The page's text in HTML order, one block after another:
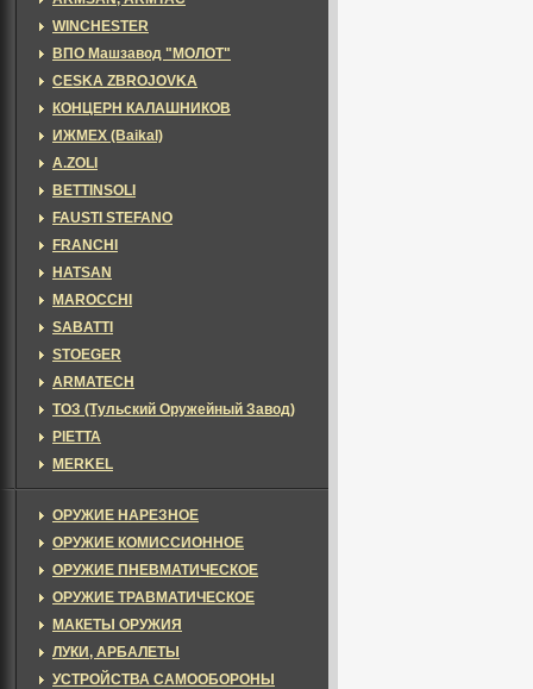
WINCHESTER
ВПО Машзавод "МОЛОТ"
CESKA ZBROJOVKA
КОНЦЕРН КАЛАШНИКОВ
ИЖМЕХ (Baikal)
A.ZOLI
BETTINSOLI
FAUSTI STEFANO
FRANCHI
HATSAN
MAROCCHI
SABATTI
STOEGER
ARMATECH
ТОЗ (Тульский Оружейный Завод)
PIETTA
MERKEL
ОРУЖИЕ НАРЕЗНОЕ
ОРУЖИЕ КОМИССИОННОЕ
ОРУЖИЕ ПНЕВМАТИЧЕСКОЕ
ОРУЖИЕ ТРАВМАТИЧЕСКОЕ
МАКЕТЫ ОРУЖИЯ
ЛУКИ, АРБАЛЕТЫ
УСТРОЙСТВА САМООБОРОНЫ